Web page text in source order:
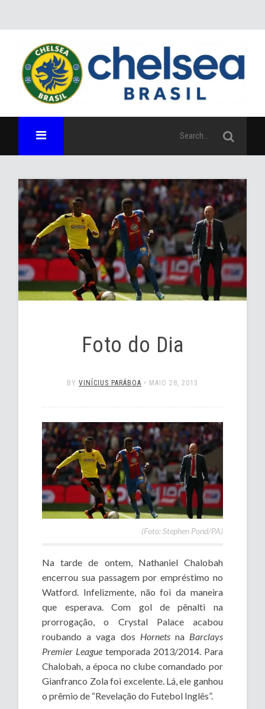
Foto do Dia
BY VINÍCIUS PARÁBOA • MAIO 28, 2013
(Foto: Stephen Pond/PA)
Na tarde de ontem, Nathaniel Chalobah
encerrou sua passagem por empréstimo no
Watford. Infelizmente, não foi da maneira
que esperava. Com gol de pênalti na
prorrogação, o Crystal Palace acabou
roubando a vaga dos Hornets na Barclays
Premier League temporada 2013/2014. Para
Chalobah, a época no clube comandado por
Gianfranco Zola foi excelente. Lá, ele ganhou
o prêmio de “Revelação do Futebol Inglês”.